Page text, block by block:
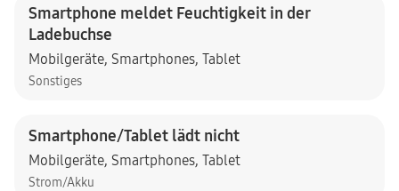
Smartphone meldet Feuchtigkeit in der
Ladebuchse
Mobilgeräte, Smartphones, Tablet
Sonstiges
Smartphone/Tablet lädt nicht
Mobilgeräte, Smartphones, Tablet
Strom/Akku